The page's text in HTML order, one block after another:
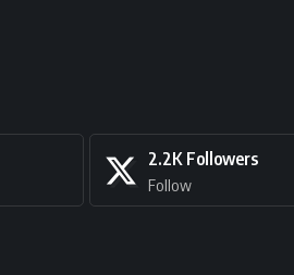
2.2K Followers
Follow